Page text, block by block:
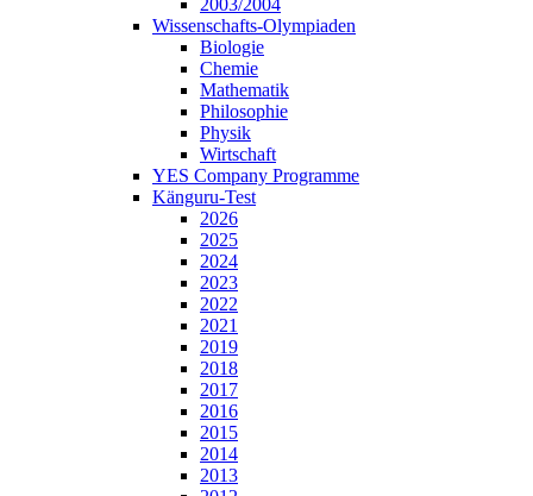
2003/2004
Wissenschafts-Olympiaden
Biologie
Chemie
Mathematik
Philosophie
Physik
Wirtschaft
YES Company Programme
Känguru-Test
2026
2025
2024
2023
2022
2021
2019
2018
2017
2016
2015
2014
2013